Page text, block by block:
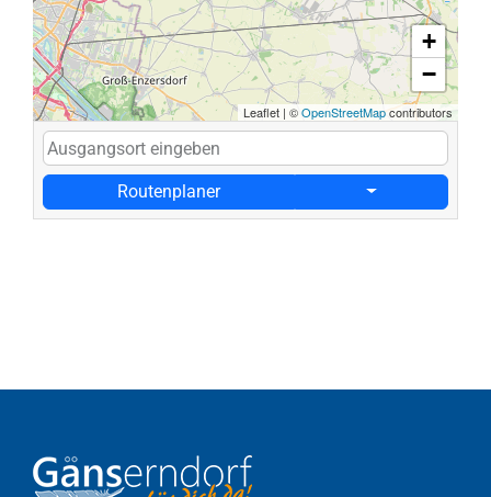
+
−
Leaflet | ©OpenStreetMapcontributors
Routenplaner